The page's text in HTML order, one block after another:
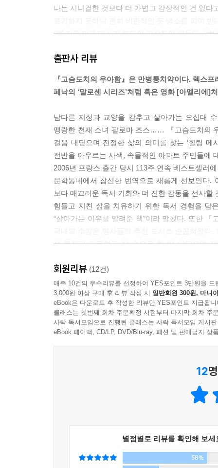
12. 자매 (400)
13. 지옥에서 나온 (410)
15. 땀에 흠씬 젖은 어깨 위로 (418)
17. 고통스러운 준비 (422)
18. 움직이는 물 (426)
20. 가가우즈 부족들 (432)
21. 이 모든 찻잔들 (434)
22. 초원의 풀 (439)
23. 나의 동백꽃들 (443)
마지막 심오한 사고 (452)
나는 시니컬한 것보다 더 가볍고 감상적인 건 없
야” 같은 말은 매사가 불만인 감상적인 애들이나
인간은 행동으로써 힘을 갖는 것이 아니라 언어
능력이 없는 자들이 지배하는 세계에서 우리는
다. --- p.75
욕망 때문에 우리는 설령 내일 죽게 되더라도 한
건설하고 싶은 갈증을 억누를 수 없는 것과 같다.
되는 쾌락을 열망하며, 시작되지도 않고 끝나지
자체가 될 상태. 그래, 이런 상태, 이것이 예술이다.
모든 영장류가 최우선으로 전념하는 것이 섹스,
상대적으로 무의미해 보인다. 물론 그들은 인간은
것이 더없는 진실인 동시에 (그렇지 않으면 왜 문
은 층위의 충동이다. --- p.347
지성이 하나의 목표가 되는 순간 이상한 기능을
해함에서 찾을 수 있다. --- p.230
이런 허기진 열성과 맹목이 독학자들의 트레이드
인 사고는 할 수 있다. 공식적 담론에서는 장벽을
다들 아는 이야기지만, 외교는 힘의 균형이 무너
것 또한 가르쳐주었다. 가난한 사람들이 싫어하
가난은 낫이다. 가난은 다른 사람과의 관계에서
출판사 리뷰
『고슴도치의 우아함』은 만병통치약이다. 렉스프
페낙의 ‘말로센 시리즈’처럼 혹은 영화 [아멜리에]
남다른 지성과 교양을 감추고 살아가는 오십대
맹랑한 천재 소녀 팔로마 조스…… 『고슴도치의
걸음 내딛으며 진정한 삶의 의미를 찾는 ‘힐링 메
전반을 아우르는 사색, 속물적인 아파트 주민들에
2006년 프랑스 출간 당시 113주 연속 베스트셀러
문학동네에서 참신한 번역으로 새롭게 선보인다.
보다 매끄러운 독서 기회와 더 진한 감동을 선사할
힘들고 지친 삶을 치유하기 위한 독서 경험을 담
“살아가는 이유를 알려준 책”이라 말했다. 또한
선 풍자가 가득하고 삶 속으로 한 발 내딛으며
“미셸 부인에겐 고슴도치의 우아함이 있다.
몹시도 고독하고 더없이 우아한 작은 짐승, 고슴도
톨스토이와 스탕달, 말러의 교향곡, 빔 벤더스와
조금 ‘특별한’ 심미안! 하지만 건물 수위라는 “사
그동안 세대주 한 번 바뀐 적 없는 이 아파트 1
말을 골라 하고, 식생활마저 ‘수위답게’ 가장한
넘치는 지성과 교양 때문에 때때로 위기가 찾
겉으로 살가운 척하지만 모두 “‘편견 없는 좌파로
회원리뷰 (12건)
매주 10건의 우수리뷰를 선정하여 YES포인트 3만원을 드
3,000원 이상 구매 후 리뷰 작성 시 일반회원 300원, 마니
eBook은 다운로드 후 작성한 리뷰만 YES포인트 지급됩니
클래스는 첫번째 회차 주문확정 시점부터 마지막 회차 주
사락 독서모임으로 진행된 클래스는 사락 독서모임 게시
eBook 페이백, CD/LP, DVD/Blu-ray, 패션 및 판매금지 상
12
별점별로 리뷰를 확인해 보세
58%